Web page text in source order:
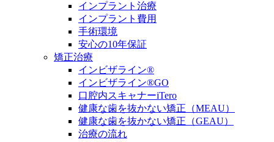
インプラント治療
インプラント費用
手術環境
安心の10年保証
矯正治療
インビザライン®
インビザライン®GO
口腔内スキャナーiTero
健康な歯を抜かない矯正（MEAU）
健康な歯を抜かない矯正（GEAU）
治療の流れ